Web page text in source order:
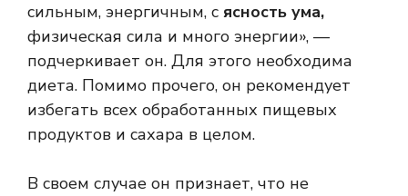
сильным, энергичным, с ясность ума,
физическая сила и много энергии», —
подчеркивает он. Для этого необходима
диета. Помимо прочего, он рекомендует
избегать всех обработанных пищевых
продуктов и сахара в целом.
В своем случае он признает, что не